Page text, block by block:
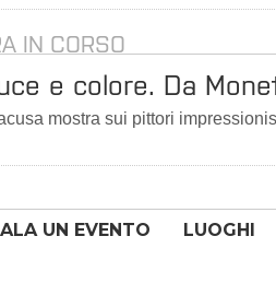
IN CORSO
e colore. Da
mostra sui pittori
UN EVENTO LUOGHI